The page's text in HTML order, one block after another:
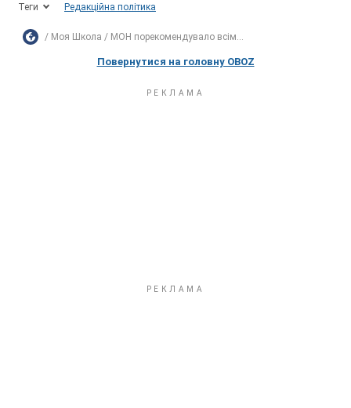
Теги Редакційна політика
Моя Школа МОН порекомендувало всім...
Повернутися на головну OBOZ